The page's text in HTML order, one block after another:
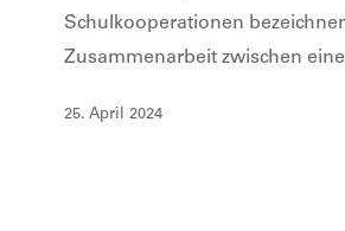
Schulkooperationen
Zusammenarbeit zwischen
25. April 2024